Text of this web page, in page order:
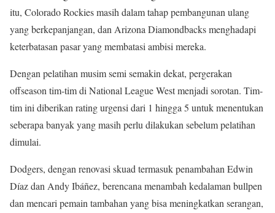
itu, Colorado Rockies masih dalam tahap pembangunan ulang
yang berkepanjangan, dan Arizona Diamondbacks menghadapi
keterbatasan pasar yang membatasi ambisi mereka.
Dengan pelatihan musim semi semakin dekat, pergerakan
offseason tim-tim di National League West menjadi sorotan. Tim-
tim ini diberikan rating urgensi dari 1 hingga 5 untuk menentukan
seberapa banyak yang masih perlu dilakukan sebelum pelatihan
dimulai.
Dodgers, dengan renovasi skuad termasuk penambahan Edwin
Díaz dan Andy Ibáñez, berencana menambah kedalaman bullpen
dan mencari pemain tambahan yang bisa meningkatkan serangan,